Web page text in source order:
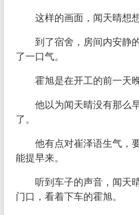
这样的画面，闻天晴想
到了宿舍，房间内安静
了一口气。
霍旭是在开工的前一天
他以为闻天晴没有那么
了。
他有点对崔泽语生气，
能提早来。
听到车子的声音，闻天
门口，看着下车的霍旭。